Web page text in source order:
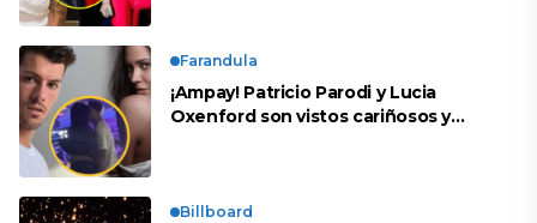
Farandula
¡Ampay! Patricio Parodi y Lucia
Oxenford son vistos cariñosos y
Billboard